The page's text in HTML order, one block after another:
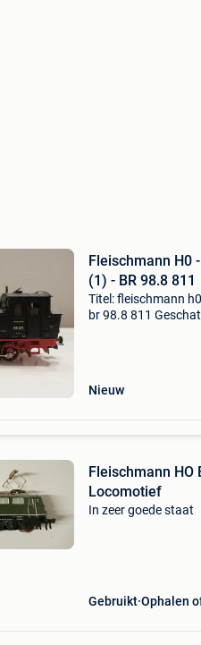
Fleischmann H0
(1) - BR 98.8 811
Titel: fleischmann
br 98.8 811
Nieuw
Fleischmann HO
Locomotief
In zeer goede staat
Gebruikt Ophalen